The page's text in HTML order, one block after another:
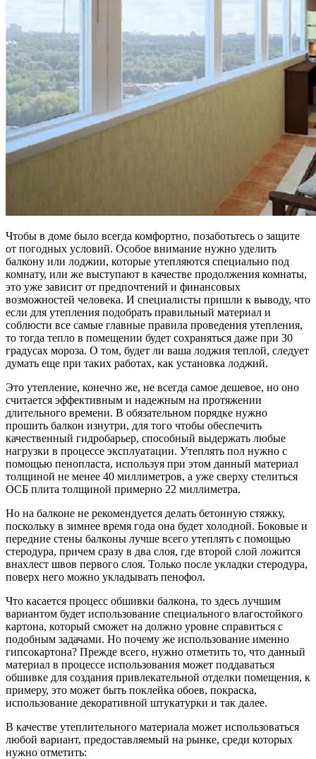
Чтобы в доме было всегда комфортно, позаботьтесь о защите
от погодных условий. Особое внимание нужно уделить
балкону или лоджии, которые утепляются специально под
комнату, или же выступают в качестве продолжения комнаты,
это уже зависит от предпочтений и финансовых
возможностей человека. И специалисты пришли к выводу, что
если для утепления подобрать правильный материал и
соблюсти все самые главные правила проведения утепления,
то тогда тепло в помещении будет сохраняться даже при 30
градусах мороза. О том, будет ли ваша лоджия теплой, следует
думать еще при таких работах, как установка лоджий.
Это утепление, конечно же, не всегда самое дешевое, но оно
считается эффективным и надежным на протяжении
длительного времени. В обязательном порядке нужно
прошить балкон изнутри, для того чтобы обеспечить
качественный гидробарьер, способный выдержать любые
нагрузки в процессе эксплуатации. Утеплять пол нужно с
помощью пенопласта, используя при этом данный материал
толщиной не менее 40 миллиметров, а уже сверху стелиться
ОСБ плита толщиной примерно 22 миллиметра.
Но на балконе не рекомендуется делать бетонную стяжку,
поскольку в зимнее время года она будет холодной. Боковые и
передние стены балконы лучше всего утеплять с помощью
стеродура, причем сразу в два слоя, где второй слой ложится
внахлест швов первого слоя. Только после укладки стеродура,
поверх него можно укладывать пенофол.
Что касается процесс обшивки балкона, то здесь лучшим
вариантом будет использование специального влагостойкого
картона, который сможет на должно уровне справиться с
подобным задачами. Но почему же использование именно
гипсокартона? Прежде всего, нужно отметить то, что данный
материал в процессе использования может поддаваться
обшивке для создания привлекательной отделки помещения, к
примеру, это может быть поклейка обоев, покраска,
использование декоративной штукатурки и так далее.
В качестве утеплительного материала может использоваться
любой вариант, предоставляемый на рынке, среди которых
нужно отметить: